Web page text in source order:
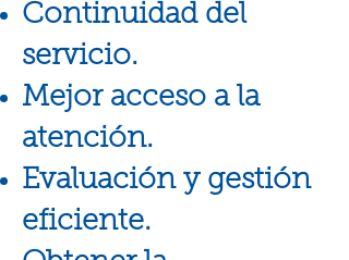
Continuidad del
servicio.
Mejor acceso a la
atención.
Evaluación y gestión
eficiente.